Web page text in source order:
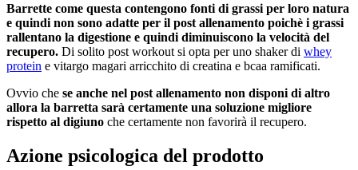
Barrette come questa contengono fonti di grassi per loro natura
e quindi non sono adatte per il post allenamento poichè i grassi
rallentano la digestione e quindi diminuiscono la velocità del
recupero. Di solito post workout si opta per uno shaker di whey
protein e vitargo magari arricchito di creatina e bcaa ramificati.
Ovvio che se anche nel post allenamento non disponi di altro
allora la barretta sarà certamente una soluzione migliore
rispetto al digiuno che certamente non favorirà il recupero.
Azione psicologica del prodotto